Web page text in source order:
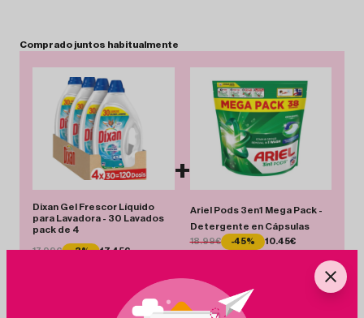
Comprado juntos habitualmente
Dixan Gel Frescor Líquido
para Lavadora - 30 Lavados
pack de 4
17.99€ -3% 17.45€
+
Ariel Pods 3en1 Mega Pack -
Detergente en Cápsulas
18.99€ -45% 10.45€
Total 27.90 € Añadir Pack